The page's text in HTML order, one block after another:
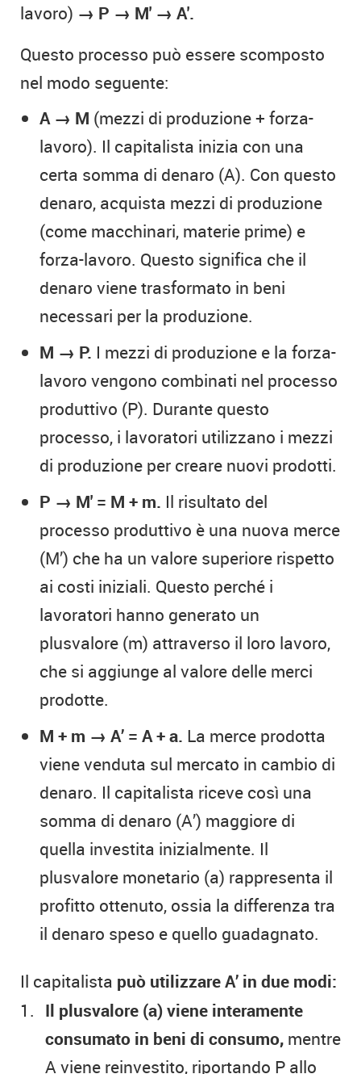
lavoro) → P → M' → A'.
Questo processo può essere scomposto
nel modo seguente:
A → M (mezzi di produzione + forza-
lavoro). Il capitalista inizia con una
certa somma di denaro (A). Con questo
denaro, acquista mezzi di produzione
(come macchinari, materie prime) e
forza-lavoro. Questo significa che il
denaro viene trasformato in beni
necessari per la produzione.
M → P. I mezzi di produzione e la forza-
lavoro vengono combinati nel processo
produttivo (P). Durante questo
processo, i lavoratori utilizzano i mezzi
di produzione per creare nuovi prodotti.
P → M' = M + m. Il risultato del
processo produttivo è una nuova merce
(M’) che ha un valore superiore rispetto
ai costi iniziali. Questo perché i
lavoratori hanno generato un
plusvalore (m) attraverso il loro lavoro,
che si aggiunge al valore delle merci
prodotte.
M + m → A’ = A + a. La merce prodotta
viene venduta sul mercato in cambio di
denaro. Il capitalista riceve così una
somma di denaro (A’) maggiore di
quella investita inizialmente. Il
plusvalore monetario (a) rappresenta il
profitto ottenuto, ossia la differenza tra
il denaro speso e quello guadagnato.
Il capitalista può utilizzare A’ in due modi:
Il plusvalore (a) viene interamente
consumato in beni di consumo, mentre
A viene reinvestito, riportando P allo